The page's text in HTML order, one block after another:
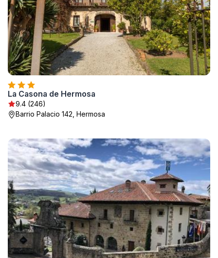
La Casona de Hermosa
9.4 (246)
Barrio Palacio 142, Hermosa